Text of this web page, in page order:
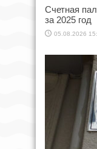
Счетная
за 2025 год
05.08.2026